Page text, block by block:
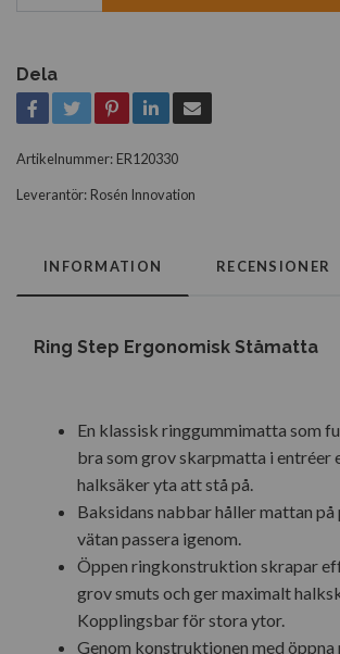
Dela
Artikelnummer: ER120330
Leverantör: Rosén Innovation
INFORMATION RECENSIONER
Ring Step Ergonomisk Ståmatta
En klassisk ringgummimatta som
bra som grov skarpmatta i entréer
halksäker yta att stå på.
Baksidans nabbar håller mattan
vätan passera igenom.
Öppen ringkonstruktion skrapar
grov smuts och ger maximalt
Kopplingsbar för stora ytor.
Genom konstruktionen med öppna